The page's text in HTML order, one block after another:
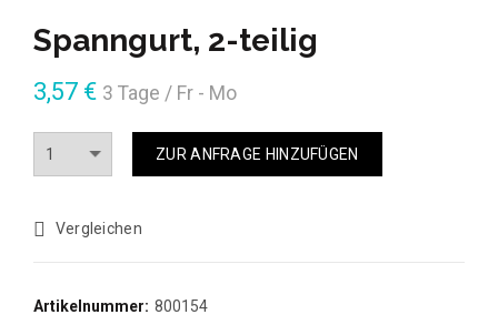
Spanngurt, 2-teilig
3,57 € 3 Tage / Fr - Mo
ZUR ANFRAGE HINZUFÜGEN
Vergleichen
Artikelnummer: 800154